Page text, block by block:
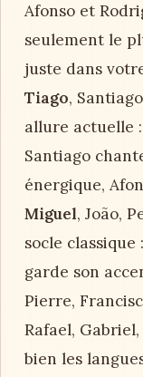
Afonso et
seulement le
juste dans
Tiago,
allure actuelle
Santiago
énergique,
Miguel, João,
socle
garde son
Pierre,
Rafael,
bien les